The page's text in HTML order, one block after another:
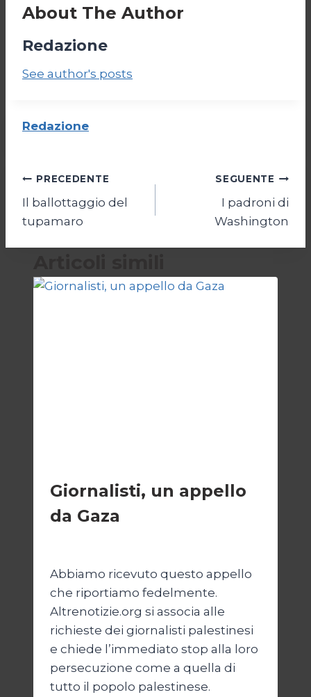
About The Author
Redazione
See author's posts
Redazione
Navigazione
articoli
PRECEDENTE
Il ballottaggio del
tupamaro
SEGUENTE
I padroni di
Washington
Giornalisti, un appello
da Gaza
Abbiamo ricevuto questo appello
che riportiamo fedelmente.
Altrenotizie.org si associa alle
richieste dei giornalisti palestinesi
e chiede l’immediato stop alla loro
persecuzione come a quella di
tutto il popolo palestinese.